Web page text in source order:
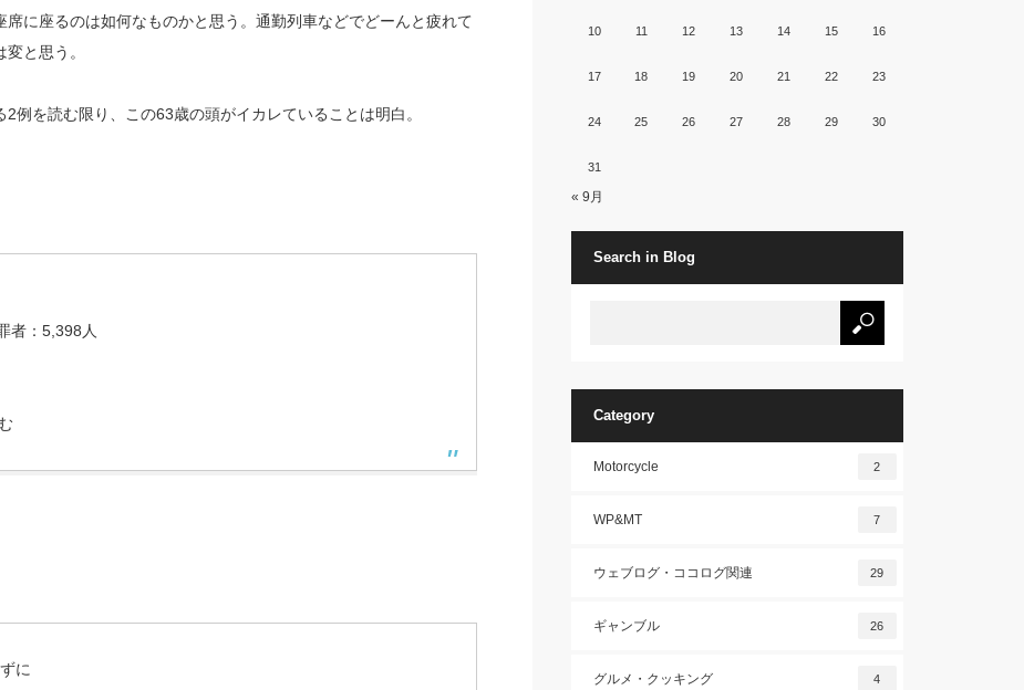
に座るのは如何なものかと思う。通勤列車などでどーんと疲れて
と思う。
例を読む限り、この63歳の頭がイカレていることは明白。
者：5,398人
に
10 11 12 13 14 15 16
17 18 19 20 21 22 23
24 25 26 27 28 29 30
31
« 9月
Search in Blog
Category
Motorcycle 2
WP&MT 7
ウェブログ・ココログ関連 29
ギャンブル 26
グルメ・クッキング 4